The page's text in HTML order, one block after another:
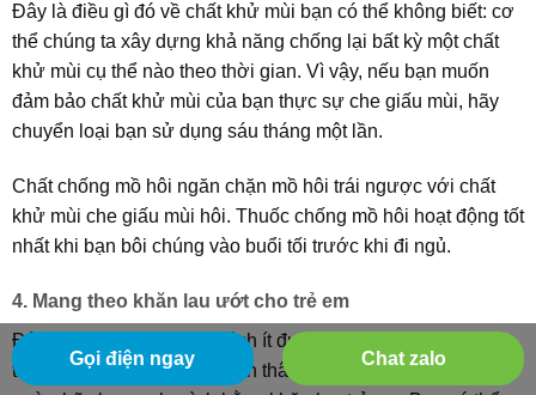
Chat zalo
Gọi điện ngay
Đây là điều gì đó về chất khử mùi bạn có thể không biết: cơ
thể chúng ta xây dựng khả năng chống lại bất kỳ một chất
khử mùi cụ thể nào theo thời gian. Vì vậy, nếu bạn muốn
đảm bảo chất khử mùi của bạn thực sự che giấu mùi, hãy
chuyển loại bạn sử dụng sáu tháng một lần.
Chất chống mồ hôi ngăn chặn mồ hôi trái ngược với chất
khử mùi che giấu mùi hôi. Thuốc chống mồ hôi hoạt động tốt
nhất khi bạn bôi chúng vào buổi tối trước khi đi ngủ.
4. Mang theo khăn lau ướt cho trẻ em
Đây là một trong những cách ít được biết đến để có mùi
thơm. Nếu bạn cảm thấy bản thân bị ra mồ hôi vào ban